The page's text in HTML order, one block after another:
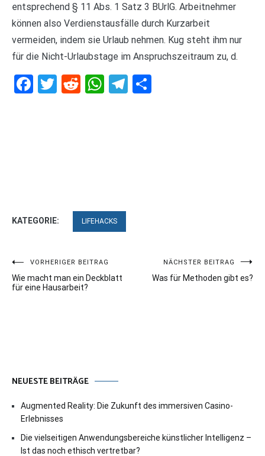
entsprechend § 11 Abs. 1 Satz 3 BUrlG. Arbeitnehmer
können also Verdienstausfälle durch Kurzarbeit
vermeiden, indem sie Urlaub nehmen. Kug steht ihm nur
für die Nicht-Urlaubstage im Anspruchszeitraum zu, d.
Facebook
Twitter
RedditWhatsApp
Telegram
KATEGORIE: LIFEHACKS
Beitragsnavigation
VORHERIGER BEITRAG
Wie macht man ein Deckblatt
für eine Hausarbeit?
NÄCHSTER BEITRAG
Was für Methoden gibt es?
NEUESTE BEITRÄGE
Augmented Reality: Die Zukunft des immersiven Casino-
Erlebnisses
Die vielseitigen Anwendungsbereiche künstlicher Intelligenz –
Ist das noch ethisch vertretbar?